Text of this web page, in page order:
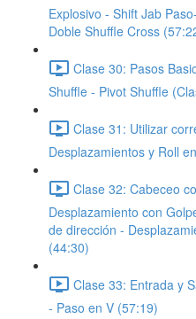
Explosivo - Shift Jab
Doble Shuffle Cross
Clase 30: Pasos
Shuffle - Pivot Shuffle
Clase 31: Utilizar
Desplazamientos y Roll
Clase 32: Cabeceo
Desplazamiento con
de dirección -
(44:30)
Clase 33: Entrada y
- Paso en V (57:19)